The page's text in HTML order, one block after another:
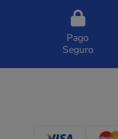
Pago
Seguro